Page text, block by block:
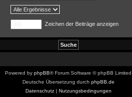
Zeichen der Beiträge anzeigen
Powered by phpBB® Forum Software © phpBB Limited
Deutsche Übersetzung durch phpBB.de
Datenschutz| Nutzungsbedingungen